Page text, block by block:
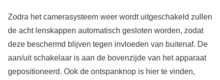
Zodra het camerasysteem weer wordt uitgeschakeld zullen
de acht lenskappen automatisch gesloten worden, zodat
deze beschermd blijven tegen invloeden van buitenaf. De
aan/uit schakelaar is aan de bovenzijde van het apparaat
gepositioneerd. Ook de ontspanknop is hier te vinden,